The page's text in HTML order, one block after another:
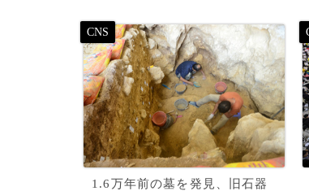
1.6万年前の墓を発見、旧石器